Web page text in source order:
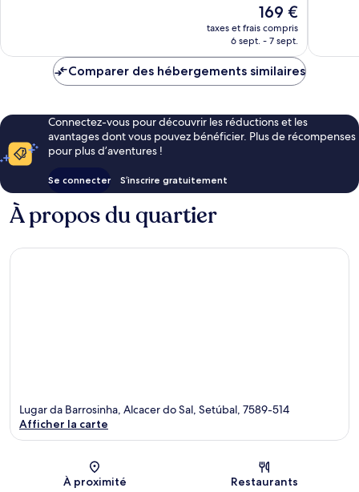
Le
nouveau
prix
de
169 €
taxes et frais compris
6 sept. - 7 sept.
Comparer des hébergements similaires
Connectez-vous pour découvrir les réductions et les
avantages dont vous pouvez bénéficier. Plus de récompenses
pour plus d’aventures !
Se connecter S’inscrire gratuitement
À propos du quartier
Lugar da Barrosinha, Alcacer do Sal, Setúbal, 7589-514
Afficher la carte
À proximité Restaurants